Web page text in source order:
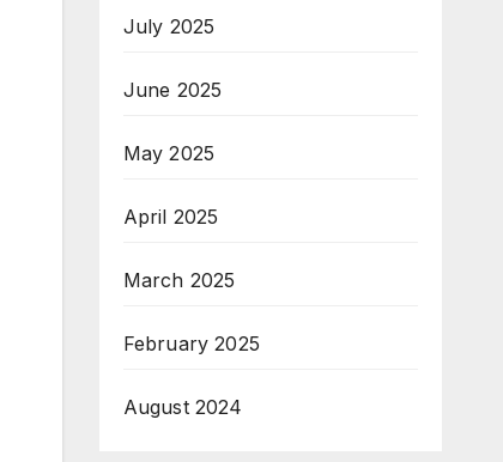
July 2025
June 2025
May 2025
April 2025
March 2025
February 2025
August 2024